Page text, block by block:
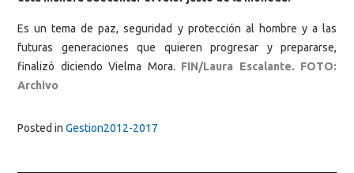
Es un tema de paz, seguridad y protección al hombre y a las
futuras generaciones que quieren progresar y prepararse,
finalizó diciendo Vielma Mora. FIN/Laura Escalante. FOTO:
Archivo
Posted in Gestion2012-2017